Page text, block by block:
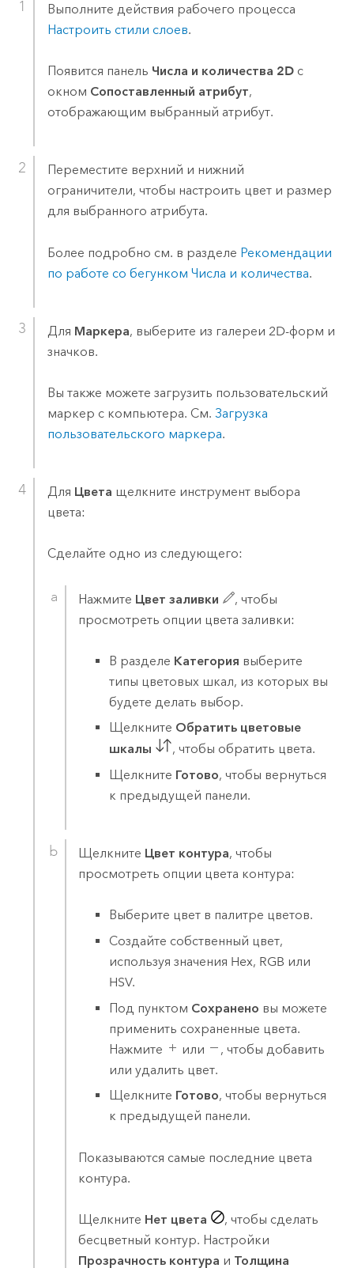
Выполните действия рабочего процесса
Настроить стили слоев.
Появится панель Числа и количества 2Dс
окном Сопоставленный атрибут,
отображающим выбранный атрибут.
Переместите верхний и нижний
ограничители, чтобы настроить цвет и размер
для выбранного атрибута.
Более подробно см. в разделе Рекомендации
по работе со бегунком Числа и количества.
Для Маркера, выберите из галереи 2D-форм и
значков.
Вы также можете загрузить пользовательский
маркер с компьютера. См. Загрузка
пользовательского маркера.
Для Цвета щелкните инструмент выбора
цвета:
Сделайте одно из следующего:
Нажмите Цвет заливки
, чтобы
просмотреть опции цвета заливки:
В разделе Категория выберите
типы цветовых шкал, из которых вы
будете делать выбор.
Щелкните Обратить цветовые
шкалы
, чтобы обратить цвета.
Щелкните Готово, чтобы вернуться
к предыдущей панели.
Щелкните Цвет контура, чтобы
просмотреть опции цвета контура:
Выберите цвет в палитре цветов.
Создайте собственный цвет,
используя значения Hex, RGB или
HSV.
Под пунктом Сохранено вы можете
применить сохраненные цвета.
Нажмите
или
, чтобы добавить
или удалить цвет.
Щелкните Готово, чтобы вернуться
к предыдущей панели.
Показываются самые последние цвета
контура.
Щелкните Нет цвета
, чтобы сделать
бесцветный контур. Настройки
Прозрачность контура и Толщина